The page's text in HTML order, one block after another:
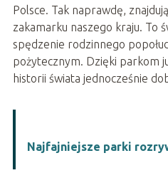
Polsce. Tak naprawdę,
zakamarku naszego kraju. To
spędzenie rodzinnego
pożytecznym. Dzięki parkom
historii świata jednocześnie
Najfajniejsze parki